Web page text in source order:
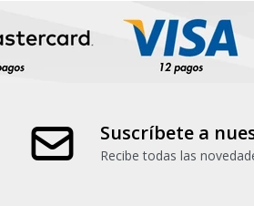
Suscríbete a
Recibe todas las